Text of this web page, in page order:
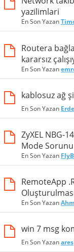
yazilimlari
En Son Yazan
Routera
kararsız
En Son Yazan
kablosuz ağ
En Son Yazan
ZyXEL NBG-
Mode Sorunu
En Son Yazan
RemoteApp
En Son Yazan
win 7 msg
En Son Yazanares